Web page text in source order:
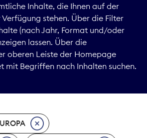
Digitales
Kommunikation
Marktdaten
Nachhaltigkeit
Inhalte, die Ihnen auf der
Verfügung stehen. Über die Filter
(nach Jahr, Format und/oder
lassen. Über die
oberen Leiste der Homepage
mit Begriffen nach Inhalten suchen.